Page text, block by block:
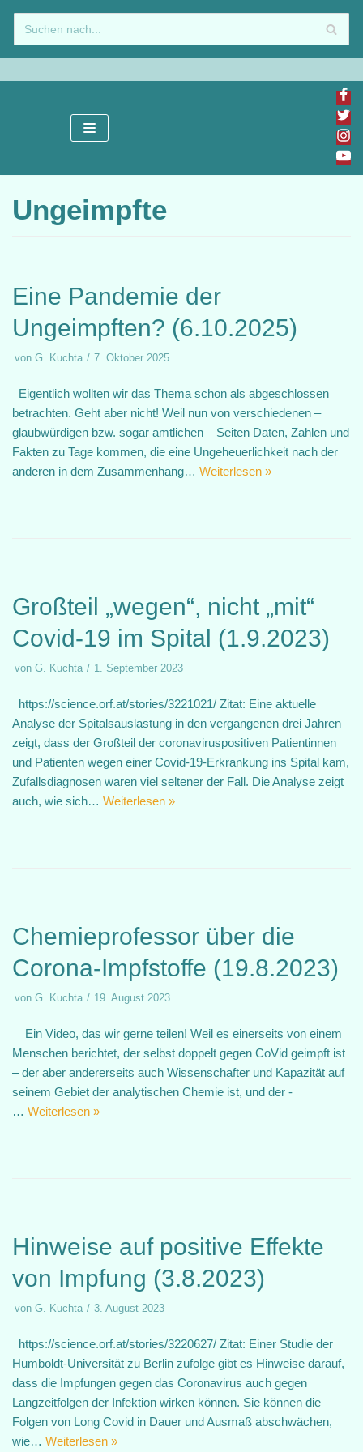
Zum
Inhalt
springen
Ungeimpfte
Eine Pandemie der
Ungeimpften? (6.10.2025)
von G. Kuchta 7. Oktober 2025
Eigentlich wollten wir das Thema schon als abgeschlossen
betrachten. Geht aber nicht! Weil nun von verschiedenen –
glaubwürdigen bzw. sogar amtlichen – Seiten Daten, Zahlen und
Fakten zu Tage kommen, die eine Ungeheuerlichkeit nach der
anderen in dem Zusammenhang… Weiterlesen »
Großteil „wegen“, nicht „mit“
Covid-19 im Spital (1.9.2023)
von G. Kuchta 1. September 2023
https://science.orf.at/stories/3221021/ Zitat: Eine aktuelle
Analyse der Spitalsauslastung in den vergangenen drei Jahren
zeigt, dass der Großteil der coronaviruspositiven Patientinnen
und Patienten wegen einer Covid-19-Erkrankung ins Spital kam,
Zufallsdiagnosen waren viel seltener der Fall. Die Analyse zeigt
auch, wie sich… Weiterlesen »
Chemieprofessor über die
Corona-Impfstoffe (19.8.2023)
von G. Kuchta 19. August 2023
Ein Video, das wir gerne teilen! Weil es einerseits von einem
Menschen berichtet, der selbst doppelt gegen CoVid geimpft ist
– der aber andererseits auch Wissenschafter und Kapazität auf
seinem Gebiet der analytischen Chemie ist, und der -
… Weiterlesen »
Hinweise auf positive Effekte
von Impfung (3.8.2023)
von G. Kuchta 3. August 2023
https://science.orf.at/stories/3220627/ Zitat: Einer Studie der
Humboldt-Universität zu Berlin zufolge gibt es Hinweise darauf,
dass die Impfungen gegen das Coronavirus auch gegen
Langzeitfolgen der Infektion wirken können. Sie können die
Folgen von Long Covid in Dauer und Ausmaß abschwächen,
wie… Weiterlesen »